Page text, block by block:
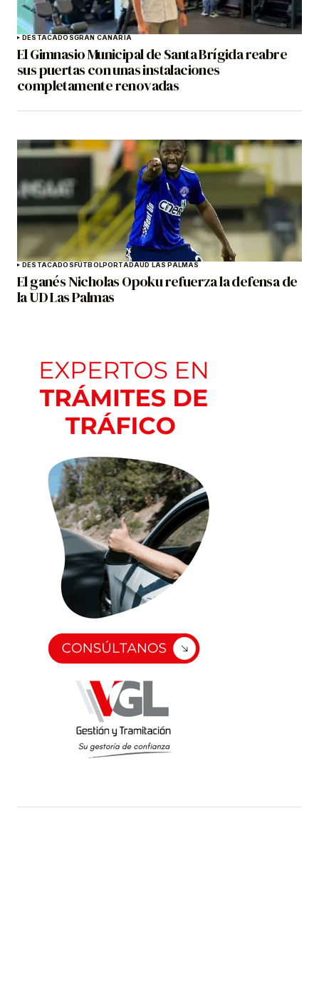
DESTACADOSGRAN CANARIA
El Gimnasio Municipal de Santa Brígida reabre
sus puertas con unas instalaciones
completamente renovadas
DESTACADOSFÚTBOLPORTADAUD LAS PALMAS
El ganés Nicholas Opoku refuerza la defensa de
la UD Las Palmas